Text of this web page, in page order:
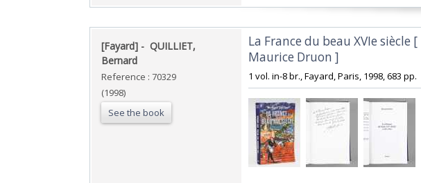
‎[Fayard] - ‎ ‎QUILLIET,
Bernard‎
Reference : 70329
(1998)
See the book
‎La France du beau XVIe
Maurice Druon ]‎
‎1 vol. in-8 br., Fayard, Paris, 1998, 683 pp.‎